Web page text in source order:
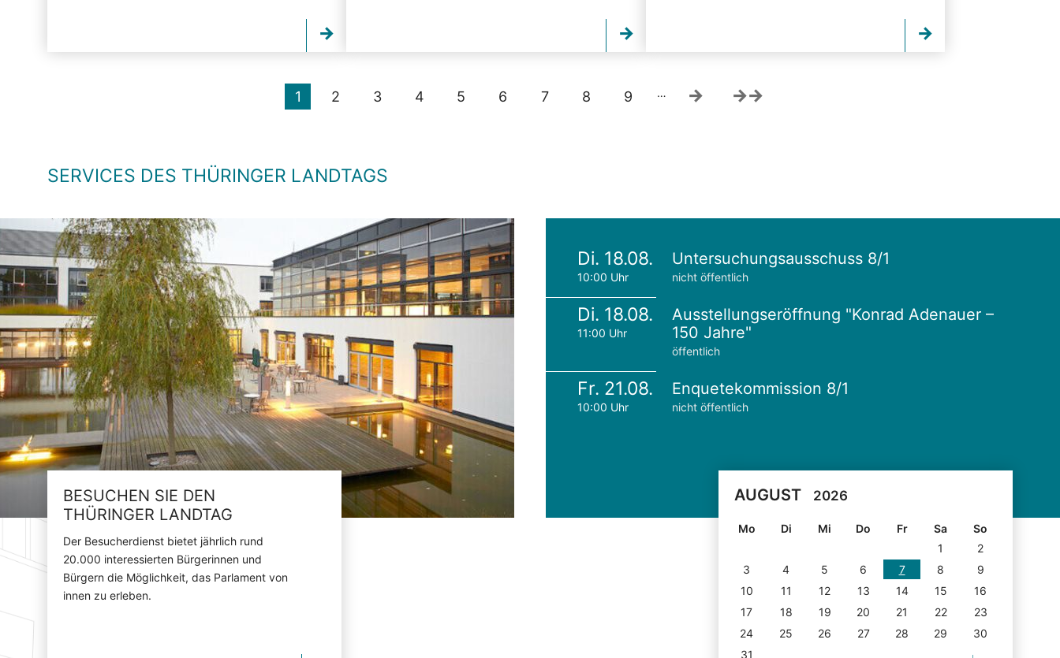
1 2 3 4 5 6 7 8 9 …
SERVICES DES THÜRINGER LANDTAGS
BESUCHEN SIE DEN
THÜRINGER LANDTAG
Der Besucherdienst bietet jährlich rund
20.000 interessierten Bürgerinnen und
Bürgern die Möglichkeit, das Parlament von
innen zu erleben.
Di. 18.08.
10:00 Uhr
Untersuchungsausschuss 8/1
nicht öffentlich
Di. 18.08.
11:00 Uhr
Ausstellungseröffnung "Konrad Adenauer –
150 Jahre"
öffentlich
Fr. 21.08.
10:00 Uhr
Enquetekommission 8/1
nicht öffentlich
AUGUST 2026
Mo Di Mi Do Fr Sa
So
1
2
3
4 5 6 7 8
9
10
11 12 13 14 15
16
17
18 19 20 21 22
23
24
25 26 27 28 29
30
31